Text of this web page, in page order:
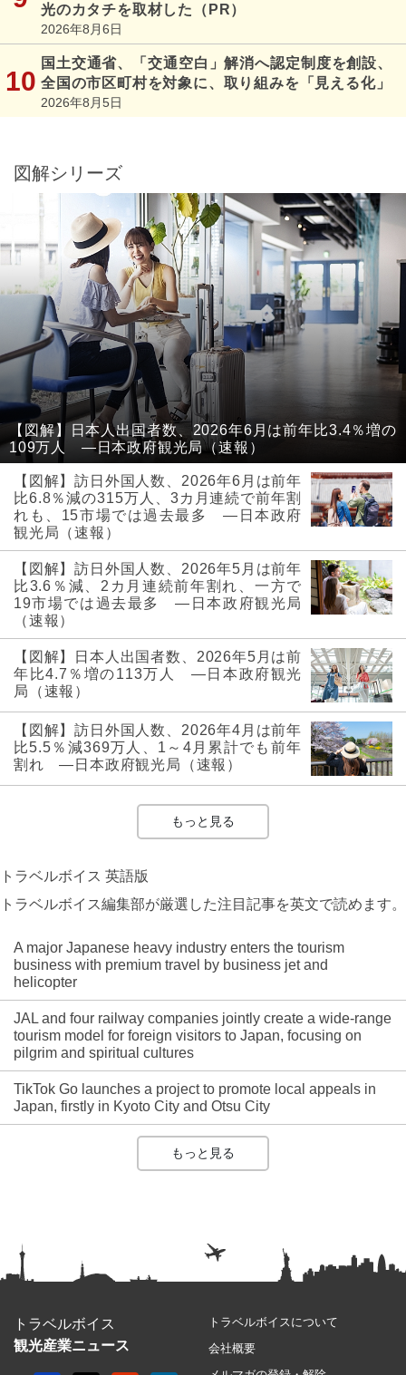
光のカタチを取材した（PR）
2026年8月6日
国土交通省、「交通空白」解消へ認定制度を創設、
全国の市区町村を対象に、取り組みを「見える化」
2026年8月5日
図解シリーズ
【図解】日本人出国者数、2026年6月は前年比3.4％増の
109万人 ―日本政府観光局（速報）
【図解】訪日外国人数、2026年6月は前年
比6.8％減の315万人、3カ月連続で前年割
れも、15市場では過去最多 ―日本政府
観光局（速報）
【図解】訪日外国人数、2026年5月は前年
比3.6％減、2カ月連続前年割れ、一方で
19市場では過去最多 ―日本政府観光局
（速報）
【図解】日本人出国者数、2026年5月は前
年比4.7％増の113万人 ―日本政府観光
局（速報）
【図解】訪日外国人数、2026年4月は前年
比5.5％減369万人、1～4月累計でも前年
割れ ―日本政府観光局（速報）
もっと見る
トラベルボイス 英語版
トラベルボイス編集部が厳選した注目記事を英文で読めます。
A major Japanese heavy industry enters the tourism
business with premium travel by business jet and
helicopter
JAL and four railway companies jointly create a wide-range
tourism model for foreign visitors to Japan, focusing on
pilgrim and spiritual cultures
TikTok Go launches a project to promote local appeals in
Japan, firstly in Kyoto City and Otsu City
もっと見る
トラベルボイス
観光産業ニュース
トラベルボイスについて
会社概要